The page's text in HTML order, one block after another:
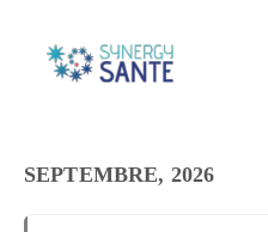
SEPTEMBRE, 2026